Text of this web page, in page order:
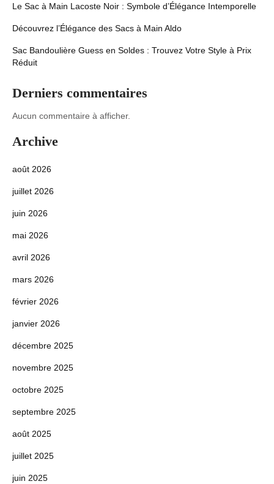
Le Sac à Main Lacoste Noir : Symbole d’Élégance Intemporelle
Découvrez l’Élégance des Sacs à Main Aldo
Sac Bandoulière Guess en Soldes : Trouvez Votre Style à Prix
Réduit
Derniers commentaires
Aucun commentaire à afficher.
Archive
août 2026
juillet 2026
juin 2026
mai 2026
avril 2026
mars 2026
février 2026
janvier 2026
décembre 2025
novembre 2025
octobre 2025
septembre 2025
août 2025
juillet 2025
juin 2025